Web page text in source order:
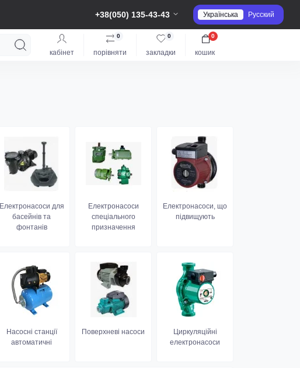
+38(050) 135-43-43 Українська Русский
кабінет порівняти
0
закладки
0
кошик
0
Електронасоси для
басейнів та
фонтанів
Електронасоси
спеціального
призначення
Електронасоси, що
підвищують
Насосні станції
автоматичні
Поверхневі насоси
Циркуляційні
електронасоси